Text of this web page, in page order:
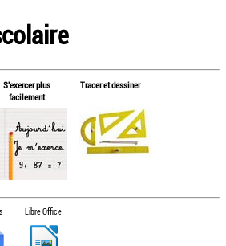
S'exercer plus
facilement
Tracer et dessiner
Libre Office